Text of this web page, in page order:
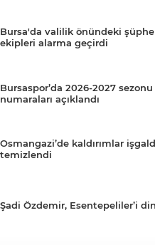
Bursa'da valilik önündeki
ekipleri alarma geçirdi
Bursaspor’da 2026-2027
numaraları açıklandı
Osmangazi’de kaldırımlar
temizlendi
Şadi Özdemir, Esentepeliler’i